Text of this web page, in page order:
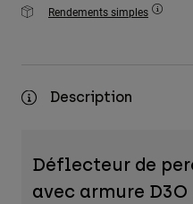
Rendements simples
Description
Déflecteur de
avec armure D3O